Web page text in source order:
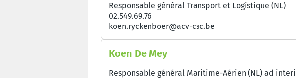
Responsable général Transport et Logistique (NL)
02.549.69.76
koen.ryckenboer@acv-csc.be
Koen De Mey
Responsable général Maritime-Aérien (NL) ad